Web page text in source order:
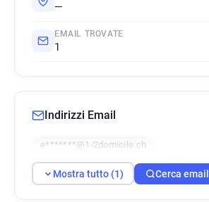
—
EMAIL TROVATE
1
Indirizzi Email
e*******@1-2domicile.ch
Mostra tutto (1) Cerca email